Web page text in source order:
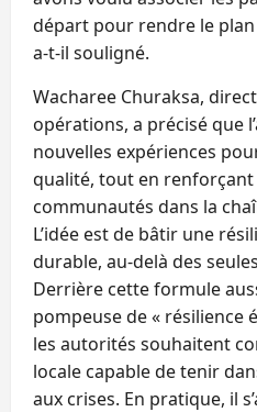
départ pour rendre le
a‑t‑il souligné.
Wacharee Churaksa,
opérations, a précisé que
nouvelles expériences
qualité, tout en renforçant
communautés dans la
L’idée est de bâtir une
durable, au‑delà des
Derrière cette formule
pompeuse de « résilience
les autorités souhaitent
locale capable de tenir
aux crises. En pratique, il